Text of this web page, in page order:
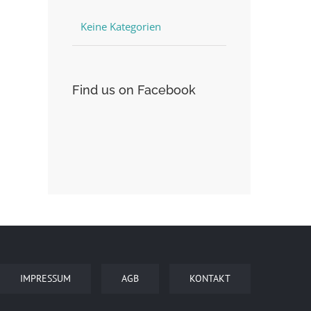
Keine Kategorien
Find us on Facebook
KONTAKT
AGB
IMPRESSUM